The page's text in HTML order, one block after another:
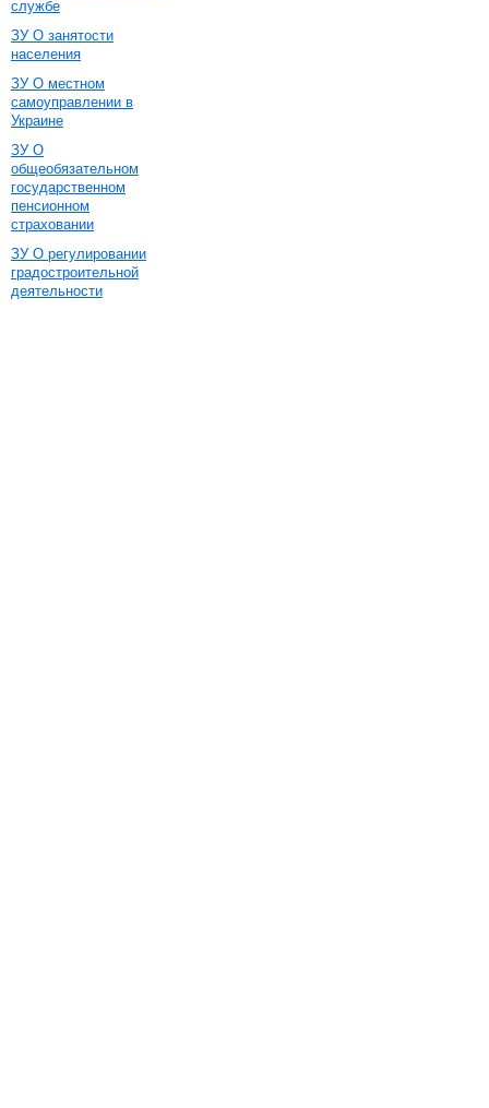
службе
ЗУ О занятости
населения
ЗУ О местном
самоуправлении в
Украине
ЗУ О
общеобязательном
государственном
пенсионном
страховании
ЗУ О регулировании
градостроительной
деятельности